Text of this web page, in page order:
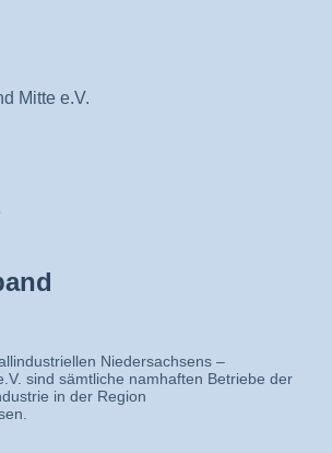
Mitte e.V.
Niedersachsens –
sind sämtliche namhaften Betriebe der
in der Region